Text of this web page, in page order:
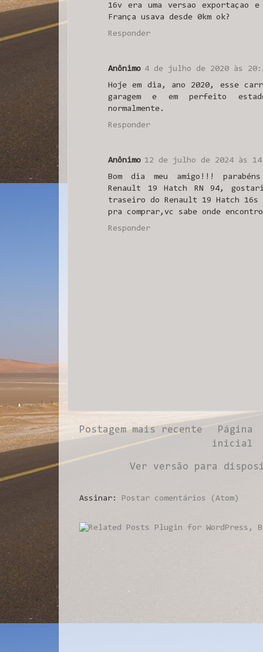
16v era uma versao exportaçao
França usava desde 0km ok?
Responder
Anônimo 4 de julho de 2020 às
Hoje em dia, ano 2020, esse
garagem e em perfeito
normalmente.
Responder
Anônimo 12 de julho de 2024 às
Bom dia meu amigo!!!
Renault 19 Hatch RN 94,
traseiro do Renault 19 Hatch 16s
pra comprar,vc sabe onde
Responder
Postagem mais recente
Página
inicial
Ver versão para
Assinar: Postar comentários (Atom)